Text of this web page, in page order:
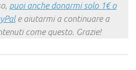
puoi anche donarmi solo 1€ o
e aiutarmi a continuare a
come questo. Grazie!